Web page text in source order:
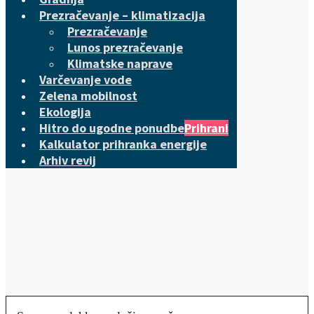
Prezračevanje – klimatizacija
Prezračevanje
Lunos prezračevanje
Klimatske naprave
Varčevanje vode
Zelena mobilnost
Ekologija
Hitro do ugodne ponudbePrihrani
Kalkulator prihranka energije
Arhiv revij